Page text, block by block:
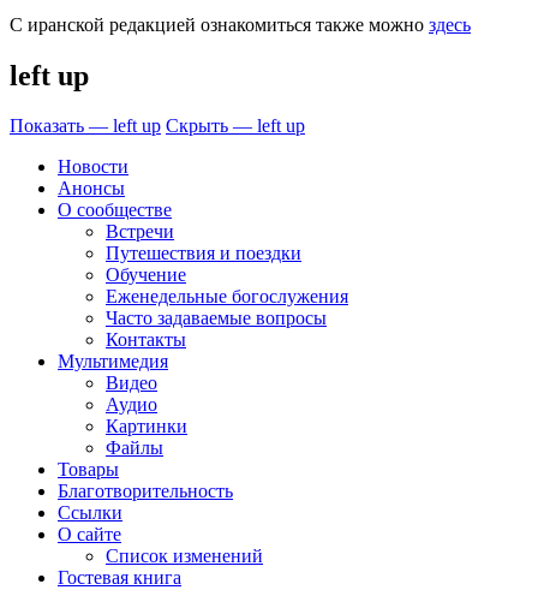
С иранской редакцией ознакомиться также можно здесь
left up
Показать — left up Скрыть — left up
Новости
Анонсы
О сообществе
Встречи
Путешествия и поездки
Обучение
Еженедельные богослужения
Часто задаваемые вопросы
Контакты
Мультимедия
Видео
Аудио
Картинки
Файлы
Товары
Благотворительность
Ссылки
О сайте
Список изменений
Гостевая книга